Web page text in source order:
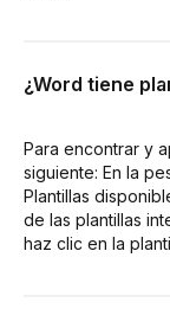
¿Word tiene
Para encontrar y
siguiente: En la
Plantillas
de las plantillas
haz clic en la